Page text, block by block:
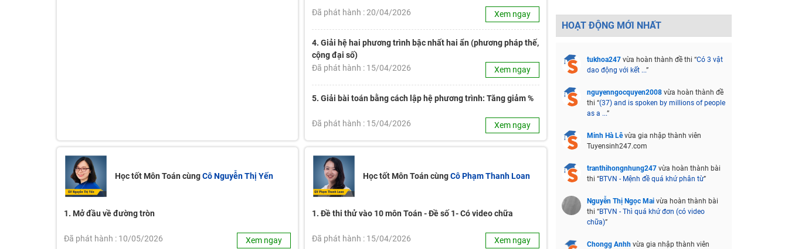
Đã phát hành : 20/04/2026 Xem ngay
4. Giải hệ hai phương trình bậc nhất hai ẩn (phương pháp thế,
cộng đại số)
Đã phát hành : 15/04/2026
Xem ngay
5. Giải bài toán bằng cách lập hệ phương trình: Tăng giảm %
Đã phát hành : 15/04/2026 Xem ngay
Học tốt Môn Toán cùngCô Nguyễn Thị Yến
1. Mở đầu về đường tròn
Đã phát hành : 10/05/2026 Xem ngay
Học tốt Môn Toán cùngCô Phạm Thanh Loan
1. Đề thi thử vào 10 môn Toán - Đề số 1- Có video chữa
Đã phát hành : 15/04/2026 Xem ngay
HOẠT ĐỘNG MỚI NHẤT
tukhoa247 vừa hoàn thành đề thi “Có 3 vật
dao động với kết ...”
nguyenngocquyen2008 vừa hoàn thành đề
thi “(37) and is spoken by millions of people
as a ...”
Minh Hà Lêvừa gia nhập thành viên
Tuyensinh247.com
tranthihongnhung247 vừa hoàn thành bài
thi “BTVN - Mệnh đề quá khứ phân từ”
Nguyễn Thị Ngọc Mai vừa hoàn thành bài
thi “BTVN - Thì quá khứ đơn (có video
chữa)”
Chongg Anhh vừa gia nhập thành viên